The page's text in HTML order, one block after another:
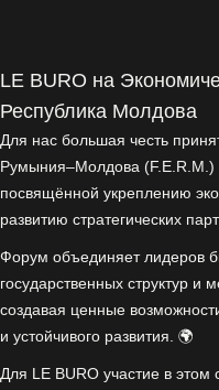
LE BURO на
Республика Молдова
Для нас большая честь
Румыния–Молдова (F.E.R.M.)
посвящённой укреплению
развитию стратегических
Форум объединяет лидеров
государственных структур и
создавая ценные
и устойчивого развития. 🌍
Для LE BURO участие в